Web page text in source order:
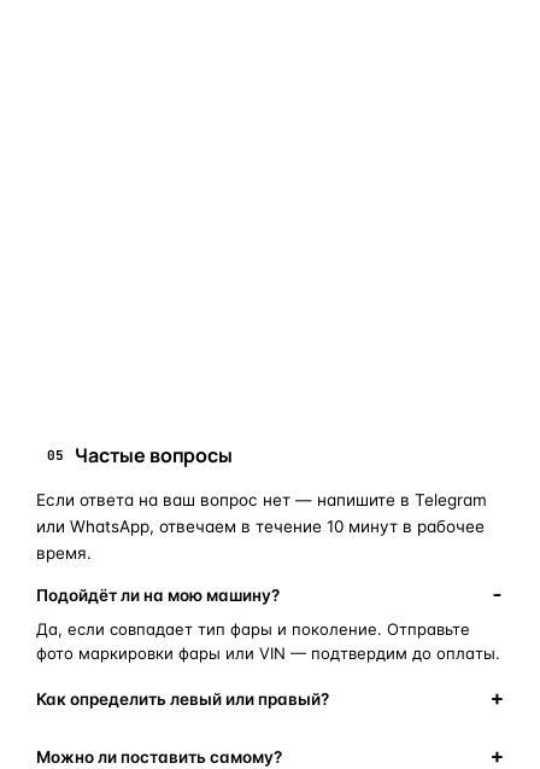
05 Частые вопросы
Если ответа на ваш вопрос нет — напишите в Telegram
или WhatsApp, отвечаем в течение 10 минут в рабочее
время.
Подойдёт ли на мою машину?
Да, если совпадает тип фары и поколение. Отправьте
фото маркировки фары или VIN — подтвердим до оплаты.
Как определить левый или правый?
Можно ли поставить самому?